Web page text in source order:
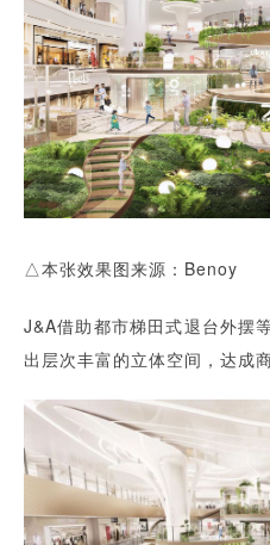
△本张效果图来源：Benoy
J&A借助都市梯田式退台外摆
出层次丰富的立体空间，达成